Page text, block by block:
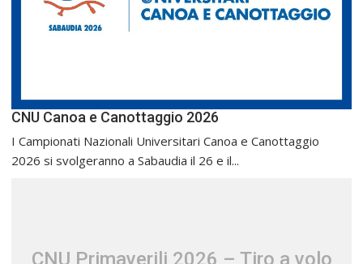
CNU Canoa e Canottaggio 2026
I Campionati Nazionali Universitari Canoa e Canottaggio
2026 si svolgeranno a Sabaudia il 26 e il...
CNU Primaverili 2026 – Tiro a volo